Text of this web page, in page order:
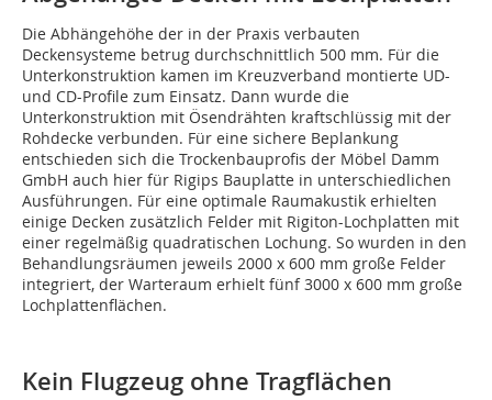
Die Abhängehöhe der in der Praxis verbauten
Deckensysteme betrug durchschnittlich 500 mm. Für die
Unterkonstruktion kamen im Kreuzverband montierte UD-
und CD-Profile zum Einsatz. Dann wurde die
Unterkonstruktion mit Ösendrähten kraftschlüssig mit der
Rohdecke verbunden. Für eine sichere Beplankung
entschieden sich die Trockenbauprofis der Möbel Damm
GmbH auch hier für Rigips Bauplatte in unterschiedlichen
Ausführungen. Für eine optimale Raumakustik erhielten
einige Decken zusätzlich Felder mit Rigiton-Lochplatten mit
einer regelmäßig quadratischen Lochung. So wurden in den
Behandlungsräumen jeweils 2000 x 600 mm große Felder
integriert, der Warteraum erhielt fünf 3000 x 600 mm große
Lochplattenflächen.
Kein Flugzeug ohne Tragflächen